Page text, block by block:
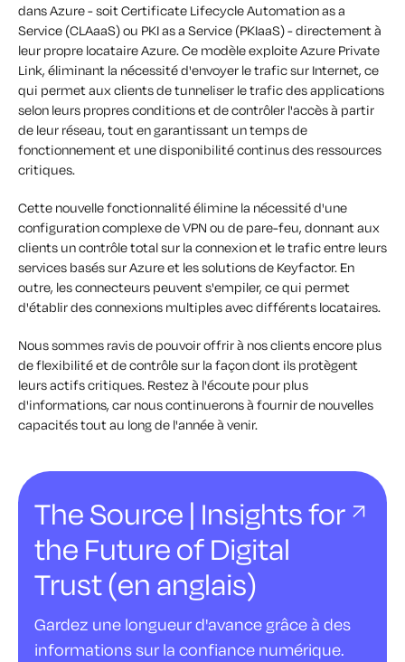
dans Azure - soit Certificate Lifecycle Automation as a
Service (CLAaaS) ou PKI as a Service (PKIaaS) - directement à
leur propre locataire Azure. Ce modèle exploite Azure Private
Link, éliminant la nécessité d'envoyer le trafic sur Internet, ce
qui permet aux clients de tunneliser le trafic des applications
selon leurs propres conditions et de contrôler l'accès à partir
de leur réseau, tout en garantissant un temps de
fonctionnement et une disponibilité continus des ressources
critiques.
Cette nouvelle fonctionnalité élimine la nécessité d'une
configuration complexe de VPN ou de pare-feu, donnant aux
clients un contrôle total sur la connexion et le trafic entre leurs
services basés sur Azure et les solutions de Keyfactor. En
outre, les connecteurs peuvent s'empiler, ce qui permet
d'établir des connexions multiples avec différents locataires.
Nous sommes ravis de pouvoir offrir à nos clients encore plus
de flexibilité et de contrôle sur la façon dont ils protègent
leurs actifs critiques. Restez à l'écoute pour plus
d'informations, car nous continuerons à fournir de nouvelles
capacités tout au long de l'année à venir.
The Source | Insights for
the Future of Digital
Trust (en anglais)
Gardez une longueur d'avance grâce à des
informations sur la confiance numérique.